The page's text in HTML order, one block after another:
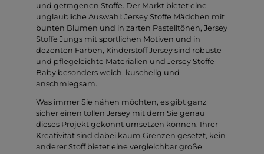
und getragenen Stoffe. Der Markt bietet eine
unglaubliche Auswahl: Jersey Stoffe Mädchen mit
bunten Blumen und in zarten Pastelltönen, Jersey
Stoffe Jungs mit sportlichen Motiven und in
dezenten Farben, Kinderstoff Jersey sind robuste
und pflegeleichte Materialien und Jersey Stoffe
Baby besonders weich, kuschelig und
anschmiegsam.
Was immer Sie nähen möchten, es gibt ganz
sicher einen tollen Jersey mit dem Sie genau
dieses Projekt gekonnt umsetzen können. Ihrer
Kreativität sind dabei kaum Grenzen gesetzt, kein
anderer Stoff bietet eine vergleichbar große